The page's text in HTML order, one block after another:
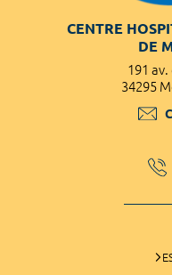
CENTRE
DE
191
34295